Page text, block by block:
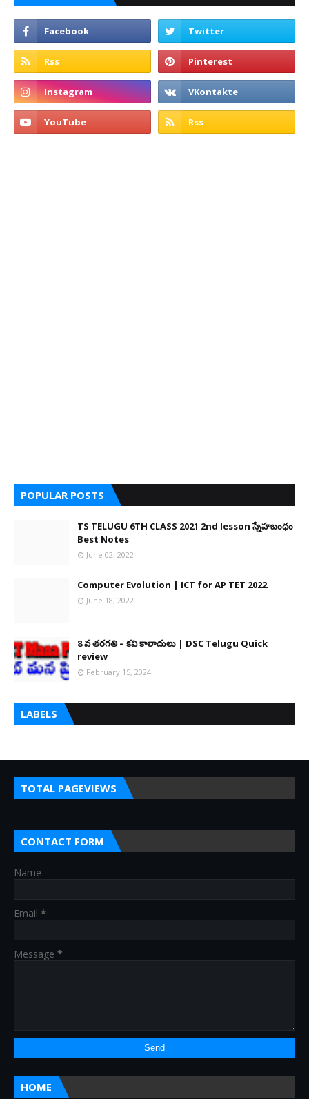
POPULAR POSTS
TS TELUGU 6TH CLASS 2021 2nd lesson స్నేహబంధం
Best Notes
June 02, 2022
Computer Evolution | ICT for AP TET 2022
June 18, 2022
8 వ తరగతి – కవి కాలాదులు | DSC Telugu Quick
review
February 15, 2024
LABELS
TOTAL PAGEVIEWS
CONTACT FORM
Name
Email *
Message *
HOME